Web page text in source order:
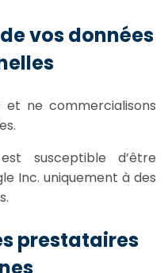
vos données
ne commercialisons
susceptible d’être
Inc. uniquement à des
prestataires